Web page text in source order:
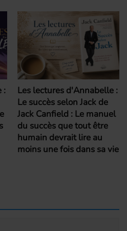
:
Les lectures d'Annabelle :
Le succès selon Jack de
Jack Canfield : Le manuel
du succès que tout être
humain devrait lire au
moins une fois dans sa vie